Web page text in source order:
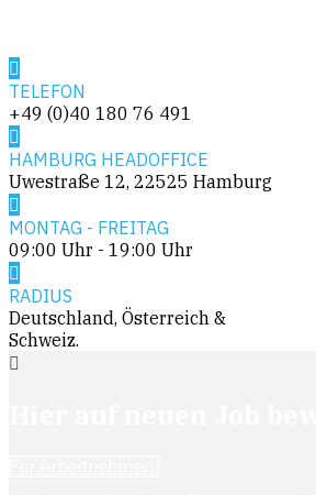
TELEFON
+49 (0)40 180 76 491
HAMBURG HEADOFFICE
Uwestraße 12, 22525 Hamburg
MONTAG - FREITAG
09:00 Uhr - 19:00 Uhr
RADIUS
Deutschland, Österreich &
Schweiz.